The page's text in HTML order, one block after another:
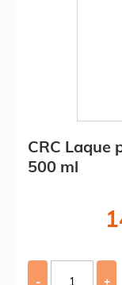
CRC Laque
500 ml
- +